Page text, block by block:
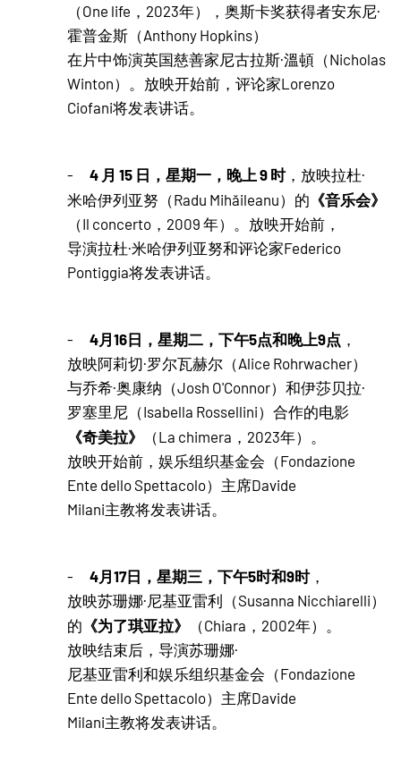
（One life，2023年），奥斯卡奖获得者安东尼·
霍普金斯（Anthony Hopkins）
在片中饰演英国慈善家尼古拉斯·溫頓（Nicholas
Winton）。放映开始前，评论家Lorenzo
Ciofani将发表讲话。
- 4 月 15 日，星期一，晚上 9 时，放映拉杜·
米哈伊列亚努（Radu Mihăileanu）的 《音乐会》
（Il concerto，2009 年）。放映开始前，
导演拉杜·米哈伊列亚努和评论家Federico
Pontiggia将发表讲话。
- 4月16日，星期二，下午5点和晚上9点 ，
放映阿莉切·罗尔瓦赫尔（Alice Rohrwacher）
与乔希·奥康纳（Josh O'Connor）和伊莎贝拉·
罗塞里尼（Isabella Rossellini）合作的电影
《奇美拉》
（La chimera，2023年）。
放映开始前，娱乐组织基金会（Fondazione
Ente dello Spettacolo）主席Davide
Milani主教将发表讲话。
- 4月17日，星期三，下午5时和9时，
放映苏珊娜·尼基亚雷利（Susanna Nicchiarelli）
的 《为了琪亚拉》
（Chiara，2002年）。
放映结束后，导演苏珊娜·
尼基亚雷利和娱乐组织基金会（Fondazione
Ente dello Spettacolo）主席Davide
Milani主教将发表讲话。